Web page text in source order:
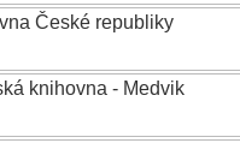
České republiky
knihovna - Medvik